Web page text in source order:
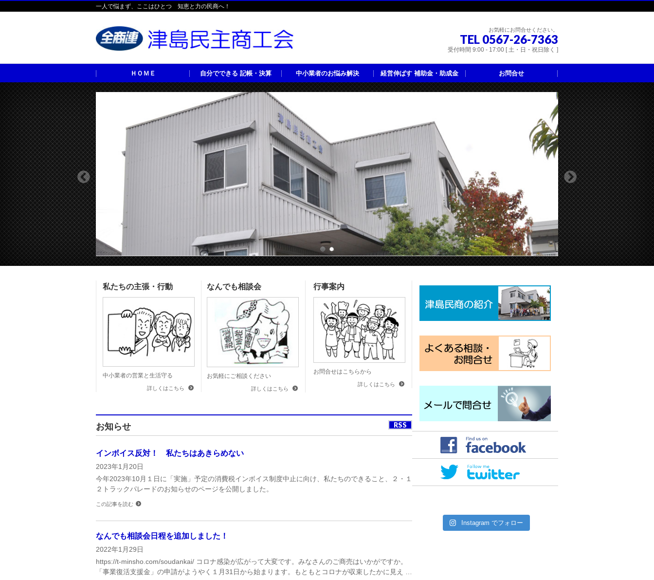
一人で悩まず、ここはひとつ 知恵と力の民商へ！
お気軽にお問合せください。
TEL 0567-26-7363
受付時間 9:00 - 17:00 [ 土・日・祝日除く ]
ＨＯＭＥ 自分でできる 記帳・決算 中小業者のお悩み解決 経営伸ばす 補助金・助成金 お問合せ
私たちの主張・行動
中小業者の営業と生活守る
詳しくはこちら
なんでも相談会
お気軽にご相談ください
詳しくはこちら
行事案内
お問合せはこちらから
詳しくはこちら
お知らせ RSS
インボイス反対！ 私たちはあきらめない
2023年1月20日
今年2023年10月１日に「実施」予定の消費税インボイス制度中止に向け、私たちのできること、２・１
２トラックパレードのお知らせのページを公開しました。
この記事を読む
なんでも相談会日程を追加しました！
2022年1月29日
https://t-minsho.com/soudankai/ コロナ感染が広がって大変です。みなさんのご商売はいかがですか。
「事業復活支援金」の申請がようやく１月31日から始まります。もともとコロナが収束したかに見え …
Instagram でフォロー